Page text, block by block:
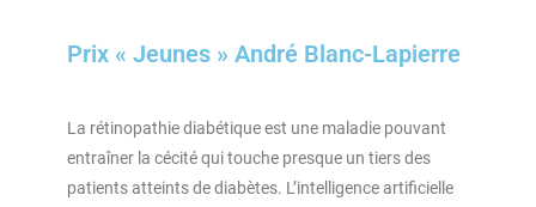
Prix « Jeunes » André Blanc-Lapierre
La rétinopathie diabétique est une maladie pouvant
entraîner la cécité qui touche presque un tiers des
patients atteints de diabètes. L’intelligence artificielle